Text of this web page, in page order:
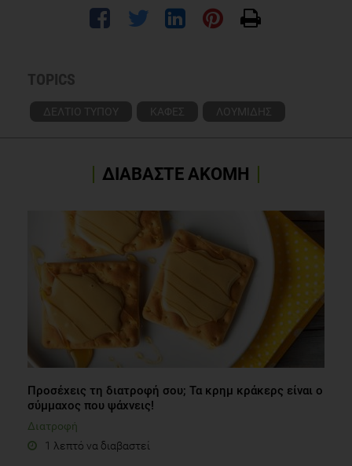
TOPICS
ΔΕΛΤΙΟ ΤΥΠΟΥ ΚΑΦΕΣ ΛΟΥΜΙΔΗΣ
ΔΙΑΒΑΣΤΕ ΑΚΟΜΗ
Προσέχεις τη διατροφή σου; Τα κρημ κράκερς είναι ο
σύμμαχος που ψάχνεις!
Διατροφή
1 λεπτό να διαβαστεί